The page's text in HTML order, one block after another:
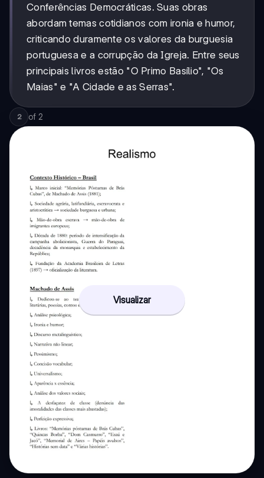
Conferências Democráticas. Suas obras
abordam temas cotidianos com ironia e humor,
criticando duramente os valores da burguesia
portuguesa e a corrupção da Igreja. Entre seus
principais livros estão "O Primo Basílio", "Os
Maias" e "A Cidade e as Serras".
2 of 2
Visualizar